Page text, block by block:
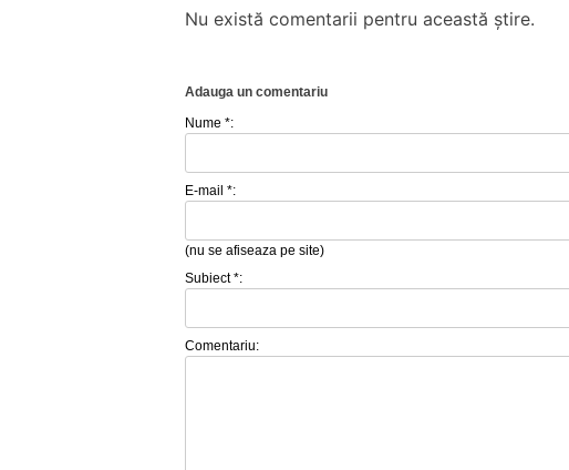
Nu există comentarii pentru această știre.
Adauga un comentariu
Nume *:
E-mail *:
(nu se afiseaza pe site)
Subiect *:
Comentariu: